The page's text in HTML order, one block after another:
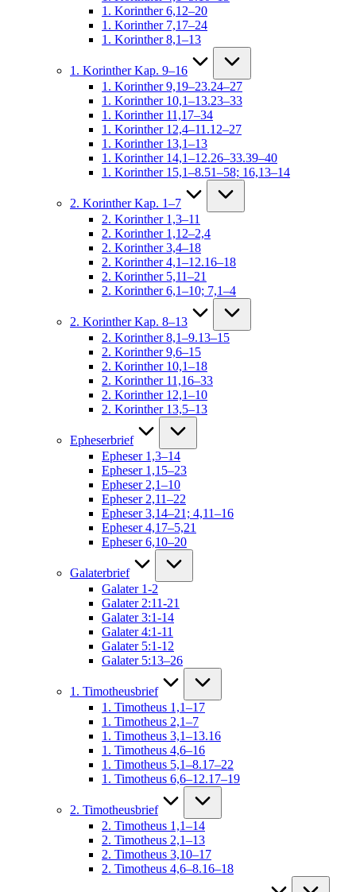
1. Korinther 6,12–20
1. Korinther 7,17–24
1. Korinther 8,1–13
1. Korinther Kap. 9–16
1. Korinther 9,19–23.24–27
1. Korinther 10,1–13.23–33
1. Korinther 11,17–34
1. Korinther 12,4–11.12–27
1. Korinther 13,1–13
1. Korinther 14,1–12.26–33.39–40
1. Korinther 15,1–8.51–58; 16,13–14
2. Korinther Kap. 1–7
2. Korinther 1,3–11
2. Korinther 1,12–2,4
2. Korinther 3,4–18
2. Korinther 4,1–12.16–18
2. Korinther 5,11–21
2. Korinther 6,1–10; 7,1–4
2. Korinther Kap. 8–13
2. Korinther 8,1–9.13–15
2. Korinther 9,6–15
2. Korinther 10,1–18
2. Korinther 11,16–33
2. Korinther 12,1–10
2. Korinther 13,5–13
Epheserbrief
Epheser 1,3–14
Epheser 1,15–23
Epheser 2,1–10
Epheser 2,11–22
Epheser 3,14–21; 4,11–16
Epheser 4,17–5,21
Epheser 6,10–20
Galaterbrief
Galater 1-2
Galater 2:11-21
Galater 3:1-14
Galater 4:1-11
Galater 5:1-12
Galater 5:13–26
1. Timotheusbrief
1. Timotheus 1,1–17
1. Timotheus 2,1–7
1. Timotheus 3,1–13.16
1. Timotheus 4,6–16
1. Timotheus 5,1–8.17–22
1. Timotheus 6,6–12.17–19
2. Timotheusbrief
2. Timotheus 1,1–14
2. Timotheus 2,1–13
2. Timotheus 3,10–17
2. Timotheus 4,6–8.16–18